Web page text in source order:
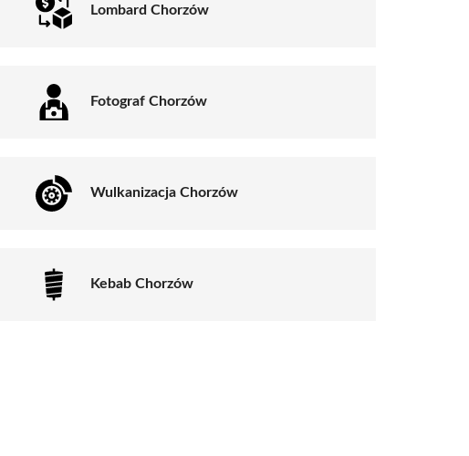
Lombard Chorzów
Fotograf Chorzów
Wulkanizacja Chorzów
Kebab Chorzów